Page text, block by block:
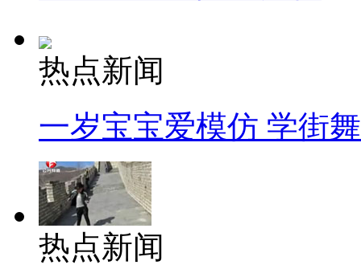
热点新闻
一岁宝宝爱模仿 学街
热点新闻